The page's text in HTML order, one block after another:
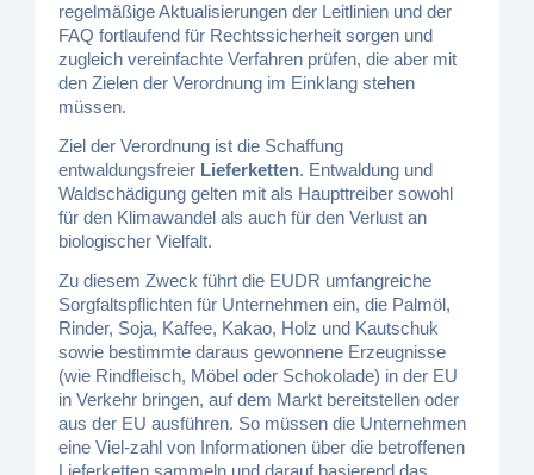
regelmäßige Aktualisierungen der Leitlinien und der
FAQ fortlaufend für Rechtssicherheit sorgen und
zugleich vereinfachte Verfahren prüfen, die aber mit
den Zielen der Verordnung im Einklang stehen
müssen.
Ziel der Verordnung ist die Schaffung
entwaldungsfreier Lieferketten. Entwaldung und
Waldschädigung gelten mit als Haupttreiber sowohl
für den Klimawandel als auch für den Verlust an
biologischer Vielfalt.
Zu diesem Zweck führt die EUDR umfangreiche
Sorgfaltspflichten für Unternehmen ein, die Palmöl,
Rinder, Soja, Kaffee, Kakao, Holz und Kautschuk
sowie bestimmte daraus gewonnene Erzeugnisse
(wie Rindfleisch, Möbel oder Schokolade) in der EU
in Verkehr bringen, auf dem Markt bereitstellen oder
aus der EU ausführen. So müssen die Unternehmen
eine Viel-zahl von Informationen über die betroffenen
Lieferketten sammeln und darauf basierend das